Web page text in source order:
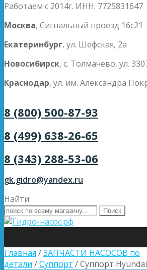
Работаем с 2014г. ИНН: 7725831647
Москва, Сигнальный проезд 16с21
Екатеринбург, ул. Шефская, 2а
Новосибирск, с. Толмачево, ул.
Краснодар, ул. им. Александра
8 (800) 500-87-93
8 (499) 638-26-65
8 (343) 288-53-06
gk.gidro@yandex.ru
Найти:
Главная /ЗАПЧАСТИ НАСОСОВ по
детали /Суппорт / Суппорт